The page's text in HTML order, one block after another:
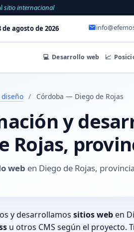
sitio internacional
de agosto de 2026
💻 Desarrollo web 📈
/ Córdoba — Diego de Rojas
y
Rojas,
web en Diego de Rojas,
y desarrollamos sitios weben
u otros CMS según el proyecto.